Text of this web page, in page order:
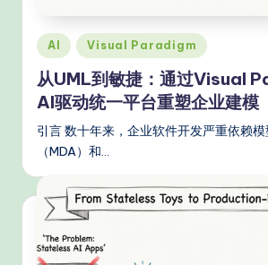
A
W
o
k
fl
o
Posted
in
AI Visual Paradigm
从UML到敏捷：通过Visual
AI驱动统一平台重塑企业建模
引言 数十年来，企业软件开发严重依赖
（MDA）和…